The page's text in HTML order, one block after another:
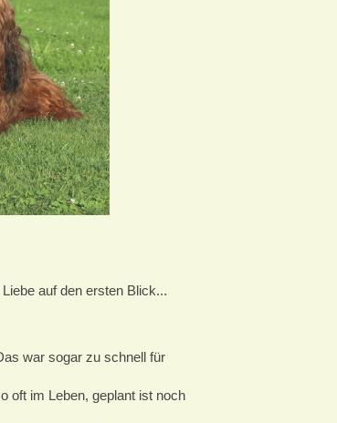
auf den ersten Blick...
war sogar zu schnell für
oft im Leben, geplant ist noch